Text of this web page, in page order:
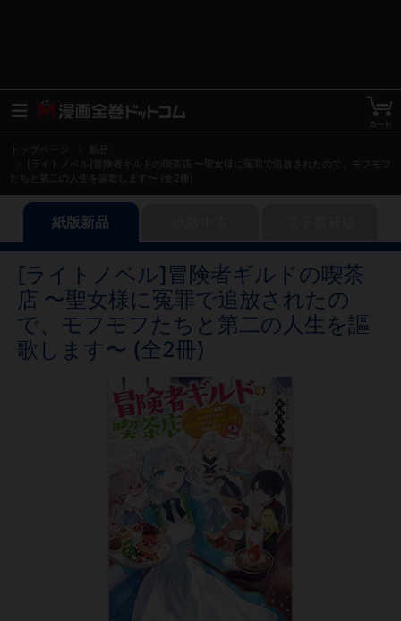
トップページ
[ライトノベル]冒険者ギルドの喫茶店 〜聖女様に冤罪で追放されたので、モフモフ
たちと第二の人生を謳歌します〜 (全2冊)
紙版新品
[ライトノベル]冒険者ギルドの喫茶
店 〜聖女様に冤罪で追放されたの
で、モフモフたちと第二の人生を謳
歌します〜 (全2冊)